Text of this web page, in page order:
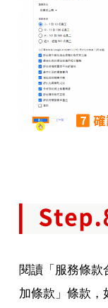
閱讀「服務條款
加條款」條款，